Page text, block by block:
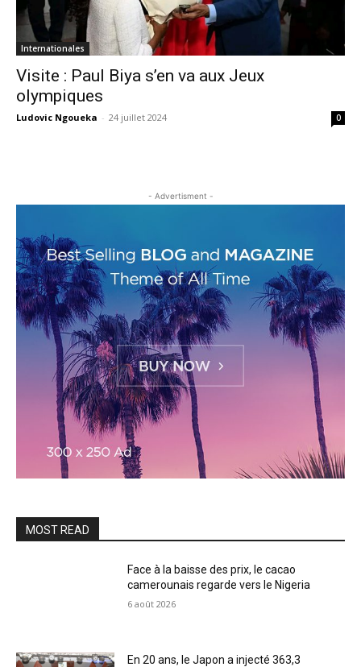
Internationales
Visite : Paul Biya s’en va aux Jeux
olympiques
Ludovic Ngoueka - 24 juillet 2024 0
- Advertisment -
MOST READ
Face à la baisse des prix, le cacao
camerounais regarde vers le Nigeria
6 août 2026
En 20 ans, le Japon a injecté 363,3